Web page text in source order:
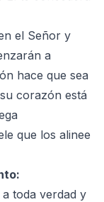
el Señor y
a
hace que sea
corazón está
que los alinee
toda verdad y